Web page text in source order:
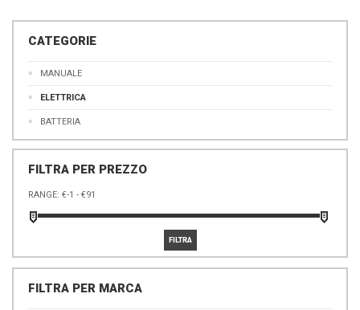
CATEGORIE
MANUALE
ELETTRICA
BATTERIA
FILTRA PER PREZZO
RANGE:
FILTRA PER MARCA